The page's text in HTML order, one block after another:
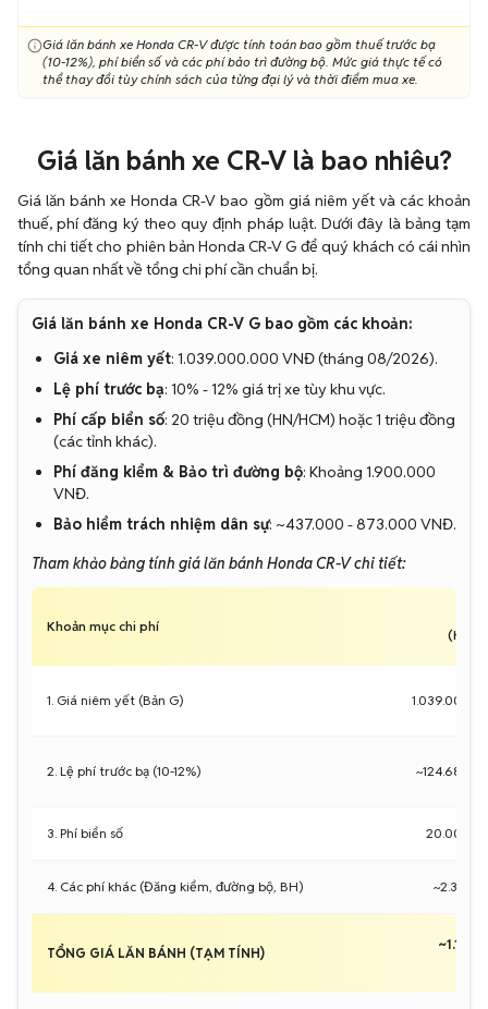
Giá lăn bánh xe Honda CR-V được tính toán bao gồm thuế trước bạ
(10-12%), phí biển số và các phí bảo trì đường bộ. Mức giá thực tế có
thể thay đổi tùy chính sách của từng đại lý và thời điểm mua xe.
Giá lăn bánh xe CR-V là bao nhiêu?
Giá lăn bánh xe Honda CR-V bao gồm giá niêm yết và các khoản
thuế, phí đăng ký theo quy định pháp luật. Dưới đây là bảng tạm
tính chi tiết cho phiên bản Honda CR-V G để quý khách có cái nhìn
tổng quan nhất về tổng chi phí cần chuẩn bị.
Giá lăn bánh xe Honda CR-V G bao gồm các khoản:
Giá xe niêm yết: 1.039.000.000 VNĐ (tháng 08/2026).
Lệ phí trước bạ: 10% - 12% giá trị xe tùy khu vực.
Phí cấp biển số: 20 triệu đồng (HN/HCM) hoặc 1 triệu đồng
(các tỉnh khác).
Phí đăng kiểm & Bảo trì đường bộ: Khoảng 1.900.000
VNĐ.
Bảo hiểm trách nhiệm dân sự: ~437.000 - 873.000 VNĐ.
Tham khảo bảng tính giá lăn bánh Honda CR-V chi tiết:
Khoản mục chi phí
(HN/
1. Giá niêm yết (Bản G)
2. Lệ phí trước bạ (10-12%)
3. Phí biển số
4. Các phí khác (Đăng kiểm, đường bộ, BH)
TỔNG GIÁ LĂN BÁNH (TẠM TÍNH)